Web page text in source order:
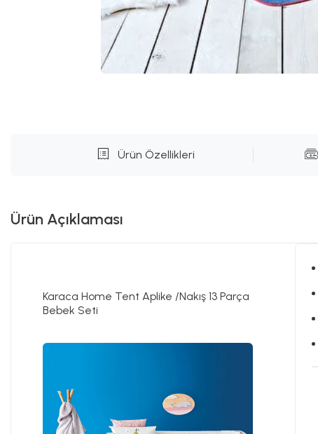
Ürün Özellikleri
Ürün Açıklaması
Karaca Home Tent Aplike /Nakış 13 Parça
Bebek Seti